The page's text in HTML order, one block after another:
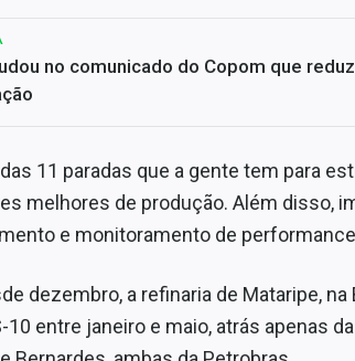
no comunicado do Copom que
11 paradas que a gente tem para
melhores de produção. Além disso,
e monitoramento de
dezembro, a refinaria de Mataripe, na
entre janeiro e maio, atrás apenas